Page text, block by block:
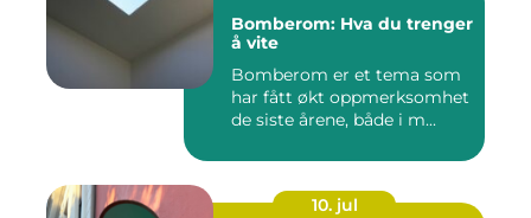
Bomberom: Hva du trenger
å vite
Bomberom er et tema som
har fått økt oppmerksomhet
de siste årene, både i m...
10. jul